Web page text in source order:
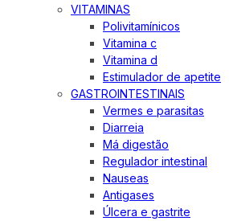
VITAMINAS
Polivitamínicos
Vitamina c
Vitamina d
Estimulador de apetite
GASTROINTESTINAIS
Vermes e parasitas
Diarreia
Má digestão
Regulador intestinal
Nauseas
Antigases
Úlcera e gastrite